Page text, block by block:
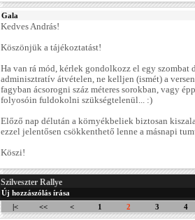
Gala
Kedves András!
Köszönjük a tájékoztatást!
Ha van rá mód, kérlek gondolkozz el egy
adminisztratív átvételen, ne kelljen (ismét) a
fagyban ácsorogni száz méteres sorokban, vagy
folyosóin fuldokolni szükségtelenül... :)
Előző nap délután a környékbeliek biztosan
ezzel jelentősen csökkenthető lenne a másnapi
Köszi!
Szilveszter Rallye
Új hozzászólás írása
|<
<< < 1 2 3 4